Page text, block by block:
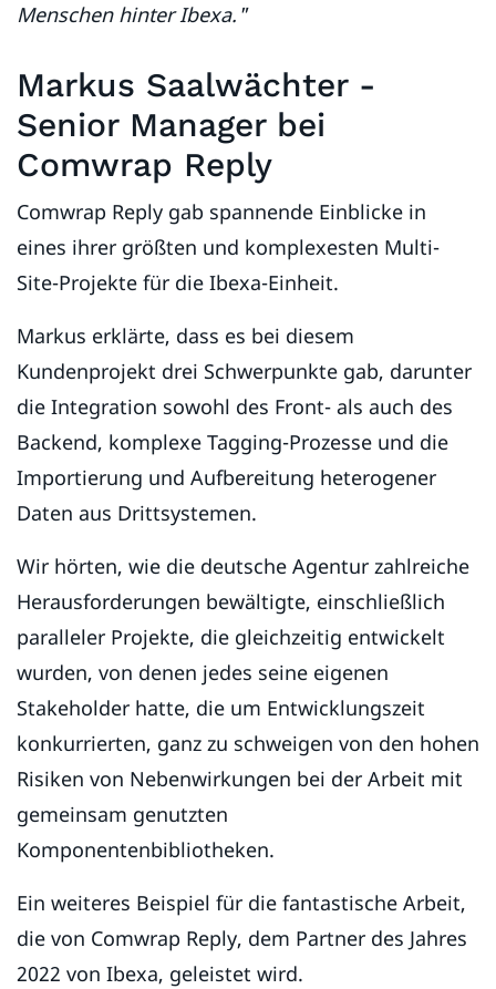
Menschen hinter Ibexa."
Markus Saalwächter -
Senior Manager bei
Comwrap Reply
Comwrap Reply gab spannende Einblicke in
eines ihrer größten und komplexesten Multi-
Site-Projekte für die Ibexa-Einheit.
Markus erklärte, dass es bei diesem
Kundenprojekt drei Schwerpunkte gab, darunter
die Integration sowohl des Front- als auch des
Backend, komplexe Tagging-Prozesse und die
Importierung und Aufbereitung heterogener
Daten aus Drittsystemen.
Wir hörten, wie die deutsche Agentur zahlreiche
Herausforderungen bewältigte, einschließlich
paralleler Projekte, die gleichzeitig entwickelt
wurden, von denen jedes seine eigenen
Stakeholder hatte, die um Entwicklungszeit
konkurrierten, ganz zu schweigen von den hohen
Risiken von Nebenwirkungen bei der Arbeit mit
gemeinsam genutzten
Komponentenbibliotheken.
Ein weiteres Beispiel für die fantastische Arbeit,
die von Comwrap Reply, dem Partner des Jahres
2022 von Ibexa, geleistet wird.